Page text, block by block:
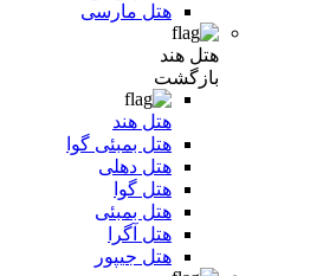
هتل مارسی
هتل هند
بازگشت
هتل هند
هتل بمبئی گوا
هتل دهلی
هتل گوا
هتل بمبئی
هتل آگرا
هتل جیپور